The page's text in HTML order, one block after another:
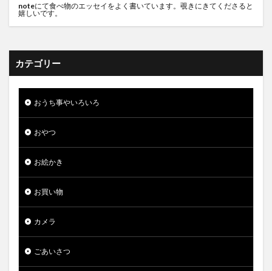
noteにて食べ物のエッセイをよく書いています。覗きにきてくださると
嬉しいです。
カテゴリー
おうち事やいろいろ
おやつ
お絵かき
お買い物
カメラ
ごあいさつ